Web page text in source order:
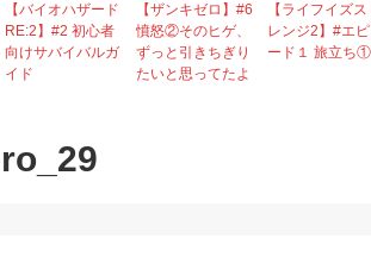
【バイオハザード
RE:2】#2 初心者
向けサバイバルガ
イド
【ザンキゼロ】#6
憤怒②そのヒゲ、
ずっと引きちぎり
たいと思ってたよ
【ライフイズス
レンジ2】#エ
ード１ 旅立ち①